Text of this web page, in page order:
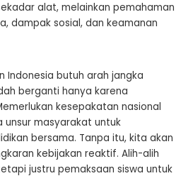
alat, melainkan pemahaman
dampak sosial, dan keamanan
Indonesia butuh arah jangka
berganti hanya karena
kesepakatan nasional
masyarakat untuk
bersama. Tanpa itu, kita akan
kebijakan reaktif. Alih-alih
justru pemaksaan siswa untuk